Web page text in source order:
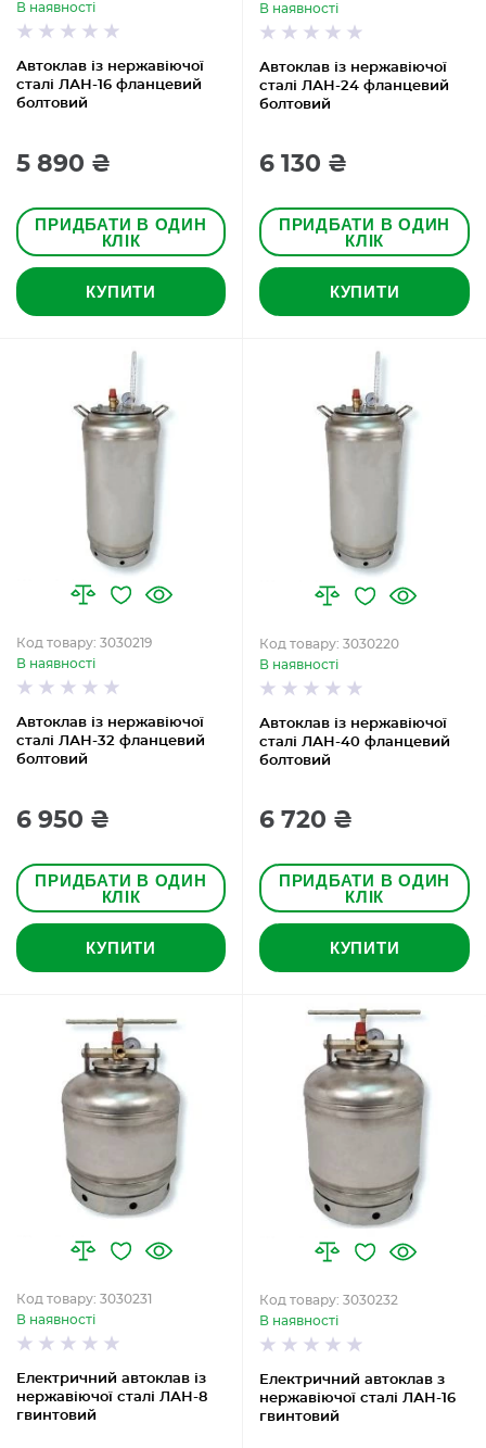
Автоклав із нержавіючої
сталі ЛАН-16 фланцевий
болтовий
В наявності
5 890 ₴
ПРИДБАТИ В ОДИН
КЛІК
КУПИТИ
Автоклав із нержавіючої
сталі ЛАН-24 фланцевий
болтовий
В наявності
6 130 ₴
ПРИДБАТИ В ОДИН
КЛІК
КУПИТИ
Автоклав із нержавіючої
сталі ЛАН-32 фланцевий
болтовий
Код товару: 3030219
В наявності
6 950 ₴
ПРИДБАТИ В ОДИН
КЛІК
КУПИТИ
Автоклав із нержавіючої
сталі ЛАН-40 фланцевий
болтовий
Код товару: 3030220
В наявності
6 720 ₴
ПРИДБАТИ В ОДИН
КЛІК
КУПИТИ
Електричний автоклав із
нержавіючої сталі ЛАН-8
гвинтовий
Код товару: 3030231
В наявності
Електричний автоклав з
нержавіючої сталі ЛАН-16
гвинтовий
Код товару: 3030232
В наявності